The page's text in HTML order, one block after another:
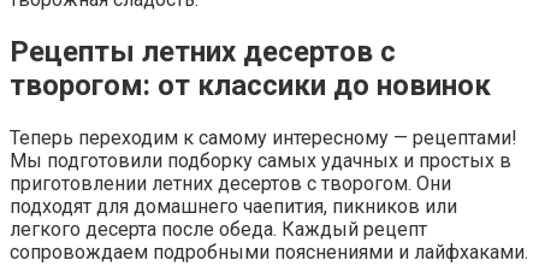
Рецепты летних десертов с
творогом: от классики до новинок
Теперь переходим к самому интересному — рецептами!
Мы подготовили подборку самых удачных и простых в
приготовлении летних десертов с творогом. Они
подходят для домашнего чаепития, пикников или
легкого десерта после обеда. Каждый рецепт
сопровождаем подробными пояснениями и лайфхаками.